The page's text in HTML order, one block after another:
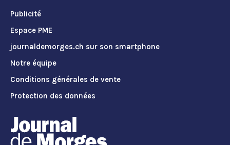
Publicité
Espace PME
journaldemorges.ch sur son smartphone
Notre équipe
Conditions générales de vente
Protection des données